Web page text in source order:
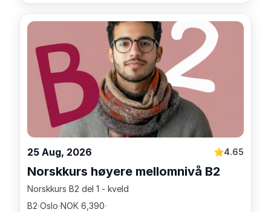
25 Aug, 2026 4.65
Norskkurs høyere mellomnivå B2
Norskkurs B2 del 1 - kveld
B2 Oslo NOK 6,390